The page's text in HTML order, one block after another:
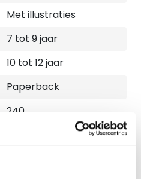
Met illustraties
7 tot 9 jaar
10 tot 12 jaar
Paperback
240